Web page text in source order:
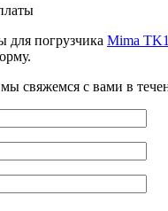
для погрузчика Mima
свяжемся с вами в